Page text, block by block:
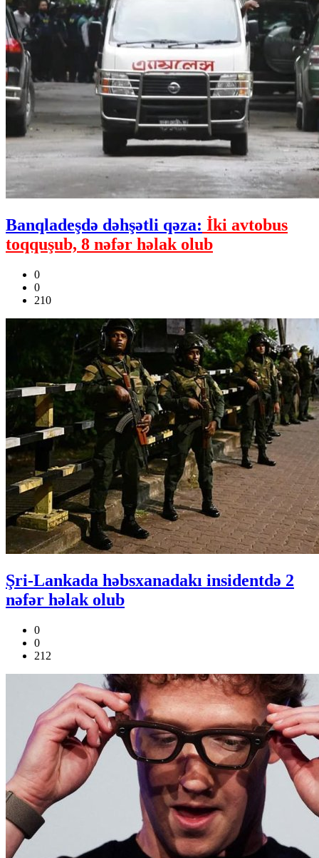
Banqladeşdə dəhşətli qəza: İki avtobus
toqquşub, 8 nəfər həlak olub
0
0
210
Şri-Lankada həbsxanadakı insidentdə 2
nəfər həlak olub
0
0
212